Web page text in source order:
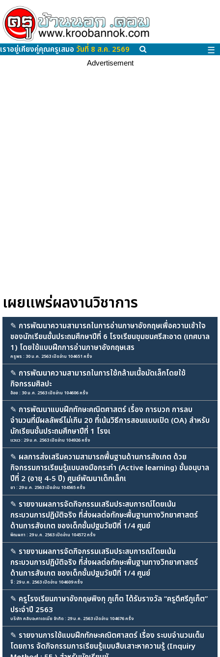
เราอยู่เคียงคู่คุณครูเสมอ วันที่ 8 ส.ค. 2569 ☰
Advertisement
เผยแพร่ผลงานวิชาการ
✎ การพัฒนาความสามารถในการอ่านภาษาอังกฤษเพื่อความเข้าใจ
ของนักเรียนชั้นประถมศึกษาปีที่ 6 โรงเรียนชุมชนศรีสะอาด (เทศบาล
1) โดยใช้แบบฝึกการอ่านภาษาอังกฤษเสร
ครูพร : 30 ม.ค. 2563 เปิดอ่าน 104651 ครั้ง
✎ การพัฒนาความสามารถในการใช้กล้ามเนื้อมัดเล็กโดยใช้
กิจกรรมศิลปะ
อ้อย : 30 ม.ค. 2563 เปิดอ่าน 104606 ครั้ง
✎ การพัฒนาแบบฝึกทักษะคณิตศาสตร์ เรื่อง การบวก การลบ
จำนวนที่มีผลลัพธ์ไม่เกิน 20 ที่เน้นวิธีการสอนแบบเปิด (OA) สำหรับ
นักเรียนชั้นประถมศึกษาปีที่ 1 โรงเ
แวแว : 29 ม.ค. 2563 เปิดอ่าน 104926 ครั้ง
✎ ผลการส่งเสริมความสามารถพื้นฐานด้านการสังเกต ด้วย
กิจกรรมการเรียนรู้แบบลงมือกระทำ (Active learning) ชั้นอนุบาล
ปีที่ 2 (อายุ 4-5 ปี) ศูนย์พัฒนาเด็กเล็กเ
ยา : 29 ม.ค. 2563 เปิดอ่าน 104565 ครั้ง
✎ รายงานผลการจัดกิจกรรมเสริมประสบการณ์โดยเน้น
กระบวนการปฏิบัติจริง ที่ส่งผลต่อทักษะพื้นฐานทางวิทยาศาสตร์
ด้านการสังเกต ของเด็กชั้นปฐมวัยปีที่ 1/4 ศูนย์
พิณผกา : 29 ม.ค. 2563 เปิดอ่าน 104572 ครั้ง
✎ รายงานผลการจัดกิจกรรมเสริมประสบการณ์โดยเน้น
กระบวนการปฏิบัติจริง ที่ส่งผลต่อทักษะพื้นฐานทางวิทยาศาสตร์
ด้านการสังเกต ของเด็กชั้นปฐมวัยปีที่ 1/4 ศูนย์
จิ๊ : 29 ม.ค. 2563 เปิดอ่าน 104609 ครั้ง
✎ ครูโรงเรียนภาษาอังกฤษพิงกุ ภูเก็ต ได้รับรางวัล “ครูดีศรีภูเก็ต”
ประจำปี 2563
บริษัท คลับอะคาเดเมีย จำกัด : 29 ม.ค. 2563 เปิดอ่าน 104676 ครั้ง
✎ รายงานการใช้แบบฝึกทักษะคณิตศาสตร์ เรื่อง ระบบจำนวนเต็ม
โดยการ จัดกิจกรรมการเรียนรู้แบบสืบเสาะหาความรู้ (Inquiry